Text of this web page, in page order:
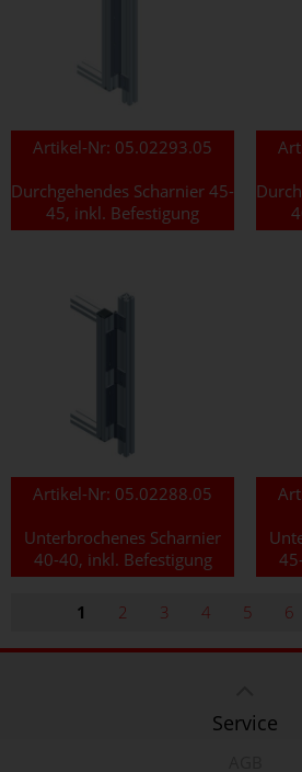
Artikel-Nr: 05.02293.05
Durchgehendes Scharnier 45-
45, inkl. Befestigung
Artikel-Nr: 05.02288.05
Unterbrochenes Scharnier
40-40, inkl. Befestigung
1 2 3 4 5 6
Service